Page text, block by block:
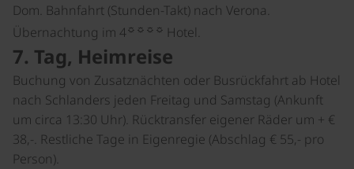
Dom. Bahnfahrt (Stunden-Takt) nach Verona.
Übernachtung im 4☼☼☼☼ Hotel.
7. Tag, Heimreise
Buchung von Zusatznächten oder Busrückfahrt ab Hotel
nach Schlanders jeden Freitag und Samstag (Ankunft
um circa 13:30 Uhr). Rücktransfer eigener Räder um + €
38,-. Restliche Tage in Eigenregie (Abschlag € 55,- pro
Person).